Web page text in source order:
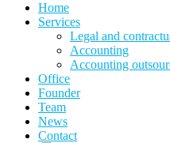
Home
Services
Legal and
Accounting
Accounting
Office
Founder
Team
News
Contact